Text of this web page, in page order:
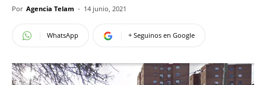
Por Agencia Telam - 14 junio, 2021
WhatsApp + Seguinos en Google